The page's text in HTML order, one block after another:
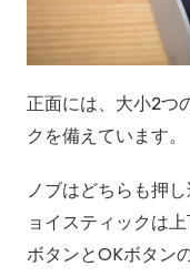
正面には、大小2つ
クを備えています。
ノブはどちらも押
ョイスティックは
ボタンとOKボタン